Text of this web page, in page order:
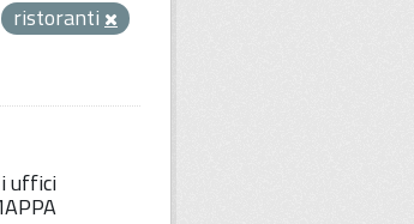
ristoranti
uffici